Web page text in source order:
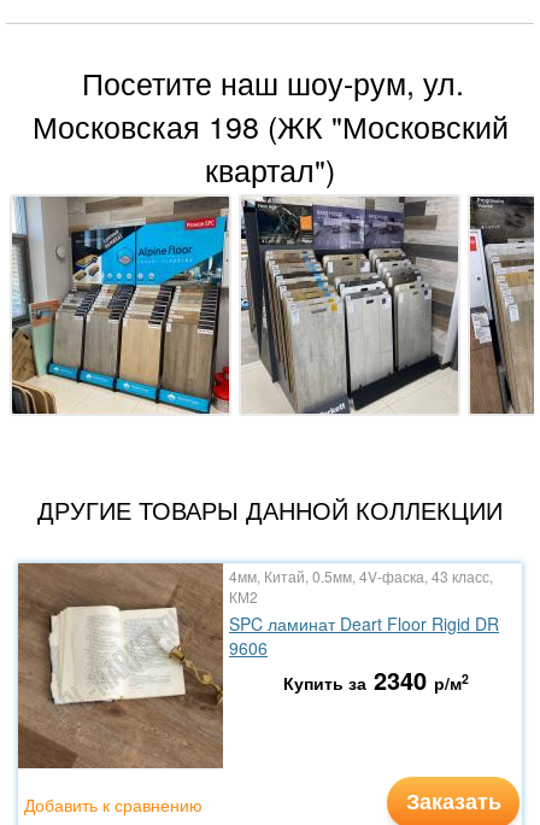
Посетите наш шоу-рум, ул.
Московская 198 (ЖК "Московский
квартал")
ДРУГИЕ ТОВАРЫ ДАННОЙ КОЛЛЕКЦИИ
4мм, Китай, 0.5мм, 4V-фаска, 43 класс,
КМ2
SPC ламинат Deart Floor Rigid DR
9606
Купить за 2340 р/м2
Заказать
Добавить к сравнению